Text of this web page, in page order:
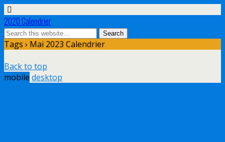
2020 Calendrier
Tags › Mai 2023 Calendrier
Back to top
mobile desktop